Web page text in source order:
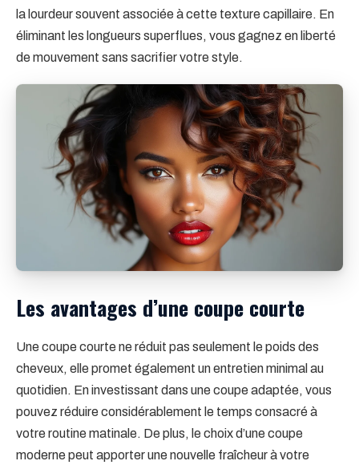
la lourdeur souvent associée à cette texture capillaire. En
éliminant les longueurs superflues, vous gagnez en liberté
de mouvement sans sacrifier votre style.
Les avantages d’une coupe courte
Une coupe courte ne réduit pas seulement le poids des
cheveux, elle promet également un entretien minimal au
quotidien. En investissant dans une coupe adaptée, vous
pouvez réduire considérablement le temps consacré à
votre routine matinale. De plus, le choix d’une coupe
moderne peut apporter une nouvelle fraîcheur à votre